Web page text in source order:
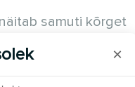
samuti kõrget
režiimis.
kuni +75 °C, töö
Varustatud
×